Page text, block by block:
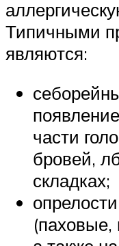
Типичными
являются:
части
бровей,
складках;